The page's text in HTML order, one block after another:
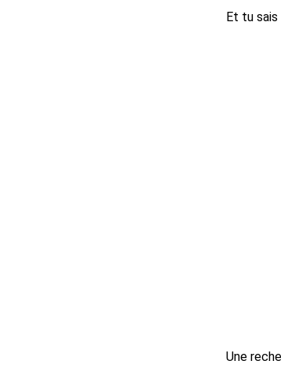
Et tu sais
Une